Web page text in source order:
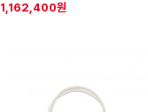
1,162,400원